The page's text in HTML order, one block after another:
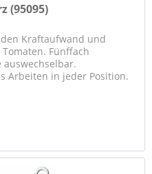
(95095)
Kraftaufwand und
Fünffach
Arbeiten in jeder Position.